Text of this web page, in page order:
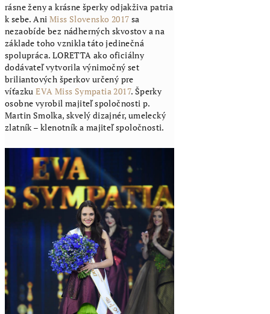
rásne ženy a krásne šperky odjakživa patria
k sebe. Ani Miss Slovensko 2017 sa
nezaobíde bez nádherných skvostov a na
základe toho vznikla táto jedinečná
spolupráca. LORETTA ako oficiálny
dodávateľ vytvorila výnimočný set
briliantových šperkov určený pre
víťazku EVA Miss Sympatia 2017. Šperky
osobne vyrobil majiteľ spoločnosti p.
Martin Smolka, skvelý dizajnér, umelecký
zlatník – klenotník a majiteľ spoločnosti.